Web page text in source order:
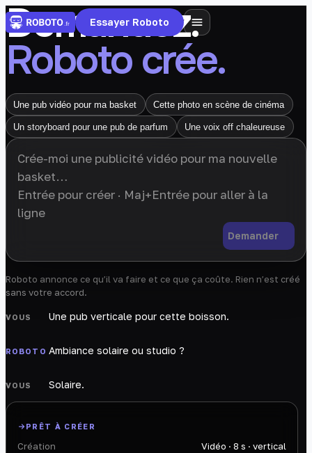
Essayer Roboto
Demandez.
Roboto crée.
Une pub vidéo pour ma basket Cette photo en scène de cinéma
Un storyboard pour une pub de parfum Une voix off chaleureuse
Demander
Roboto annonce ce qu’il va faire et ce que ça coûte. Rien n’est créé
sans votre accord.
VOUS Une pub verticale pour cette boisson.
ROBOTO Ambiance solaire ou studio ?
VOUS Solaire.
PRÊT À CRÉER
Création
Vidéo · 8 s · vertical